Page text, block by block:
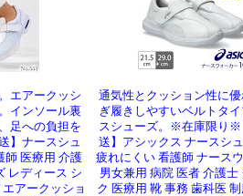
エアークッシ
インソール裏
足への負担を
】ナースシュ
師 医療用 介護
レディース シ
アークッショ
通気性とクッション性に
ぎ履きしやすいベルトタ
スシューズ。※在庫限り※
送】アシックス ナースシ
疲れにくい 看護師 ナース
男女兼用 病院 医者 介護士
ク 医療用 靴 事務 歯科医